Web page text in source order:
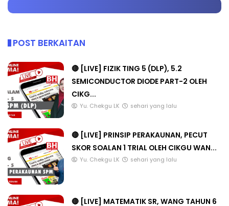
POST BERKAITAN
🔴 [LIVE] FIZIK TING 5 (DLP), 5.2
SEMICONDUCTOR DIODE PART-2 OLEH
CIKG...
Yu. Chekgu LK sehari yang lalu
🔴 [LIVE] PRINSIP PERAKAUNAN, PECUT
SKOR SOALAN 1 TRIAL OLEH CIKGU WAN...
Yu. Chekgu LK sehari yang lalu
🔴 [LIVE] MATEMATIK SR, WANG TAHUN 6